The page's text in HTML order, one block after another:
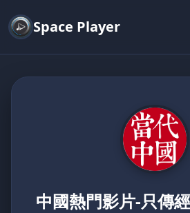
Space Player
中國熱門影片-只傳